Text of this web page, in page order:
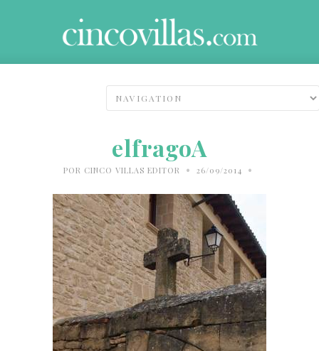
elfragoA
POR CINCO VILLAS EDITOR • 26/09/2014 •